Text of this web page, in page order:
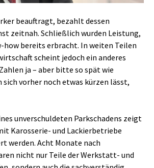
beauftragt, bezahlt dessen
zeitnah. Schließlich wurden Leistung,
how bereits erbracht. In weiten Teilen
scheint jedoch ein anderes
ja – aber bitte so spät wie
sich vorher noch etwas kürzen lässt,
unverschuldeten Parkschadens zeigt
Karosserie- und Lackierbetriebe
werden. Acht Monate nach
nicht nur Teile der Werkstatt- und